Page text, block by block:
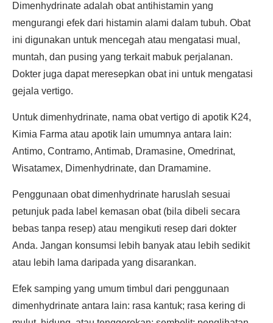
Dimenhydrinate adalah obat antihistamin yang
mengurangi efek dari histamin alami dalam tubuh. Obat
ini digunakan untuk mencegah atau mengatasi mual,
muntah, dan pusing yang terkait mabuk perjalanan.
Dokter juga dapat meresepkan obat ini untuk mengatasi
gejala vertigo.
Untuk dimenhydrinate, nama obat vertigo di apotik K24,
Kimia Farma atau apotik lain umumnya antara lain:
Antimo, Contramo, Antimab, Dramasine, Omedrinat,
Wisatamex, Dimenhydrinate, dan Dramamine.
Penggunaan obat dimenhydrinate haruslah sesuai
petunjuk pada label kemasan obat (bila dibeli secara
bebas tanpa resep) atau mengikuti resep dari dokter
Anda. Jangan konsumsi lebih banyak atau lebih sedikit
atau lebih lama daripada yang disarankan.
Efek samping yang umum timbul dari penggunaan
dimenhydrinate antara lain: rasa kantuk; rasa kering di